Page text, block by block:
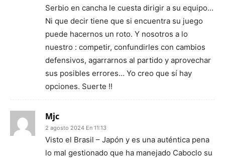
Serbio en cancha le cuesta dirigir a su equipo…
Ni que decir tiene que si encuentra su juego
puede hacernos un roto. Y nosotros a lo
nuestro : competir, confundirles con cambios
defensivos, agarrarnos al partido y aprovechar
sus posibles errores… Yo creo que sí hay
opciones. Suerte !!
Mjc
2 agosto 2024 En 11:13
Visto el Brasil – Japón y es una auténtica pena
lo mal gestionado que ha manejado Caboclo su